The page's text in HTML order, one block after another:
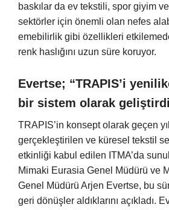
baskılar da ev tekstili, spor giyim
sektörler için önemli olan nefes
emebilirlik gibi özellikleri
renk haslığını uzun süre koruyor.
Evertse; “TRAPIS’i
bir sistem olarak
TRAPIS’in konsept olarak geçen
gerçekleştirilen ve küresel tekstil
etkinliği kabul edilen ITMA’da
Mimaki Eurasia Genel Müdürü ve
Genel Müdürü Arjen Evertse, bu
geri dönüşler aldıklarını açıkladı.